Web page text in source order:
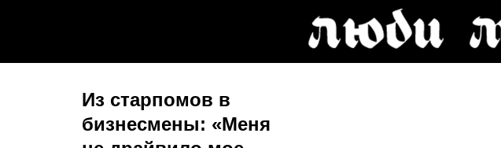
Из старпомов в
бизнесмены: «Меня